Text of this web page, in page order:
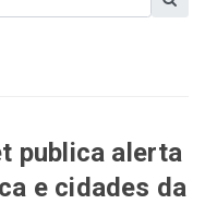
publica alerta
e cidades da